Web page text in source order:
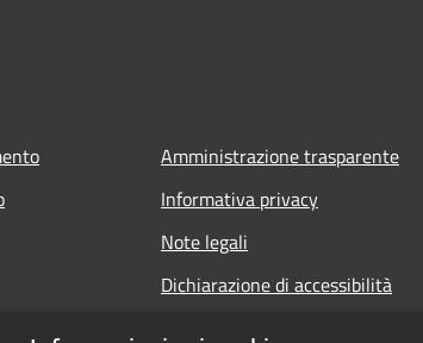
Amministrazione trasparente
Informativa privacy
Note legali
Dichiarazione di accessibilità